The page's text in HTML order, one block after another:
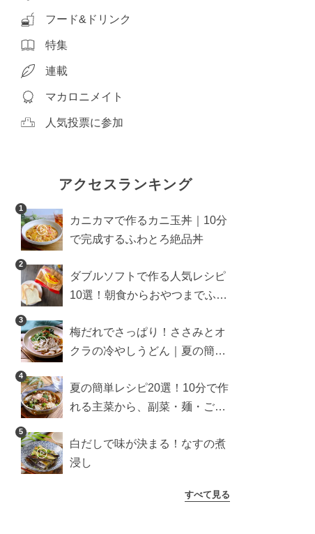
フード&ドリンク
特集
連載
マカロニメイト
人気投票に参加
アクセスランキング
1
カニカマで作るカニ玉丼｜10分
で完成するふわとろ絶品丼
2
ダブルソフトで作る人気レシピ
10選！朝食からおやつまでふん
3
梅だれでさっぱり！ささみとオ
クラの冷やしうどん｜夏の簡単
4
夏の簡単レシピ20選！10分で作
れる主菜から、副菜・麺・ごは
5
白だしで味が決まる！なすの煮
浸し
すべて見る